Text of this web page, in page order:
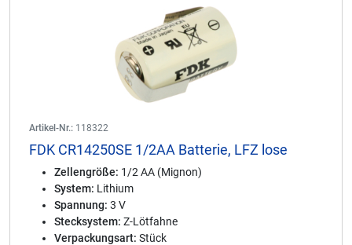
Artikel-Nr.: 118322
FDK CR14250SE 1/2AA Batterie, LFZ lose
Zellengröße: 1/2 AA (Mignon)
System: Lithium
Spannung: 3 V
Stecksystem: Z-Lötfahne
Verpackungsart: Stück